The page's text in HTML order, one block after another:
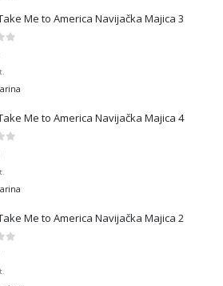
Me to America Navijačka Majica 3
5
Me to America Navijačka Majica 4
Me to America Navijačka Majica 2
5